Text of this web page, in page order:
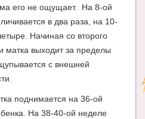
его не ощущает. На 8-ой
в два раза, на 10-
Начиная со второго
матка выходит за пределы
с внешней
поднимается на 36-ой
На 38-40-ой неделе